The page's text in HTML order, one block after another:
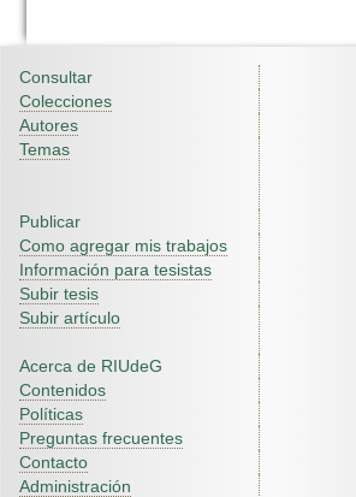
Consultar
Colecciones
Autores
Temas
Publicar
Como agregar mis trabajos
Información para tesistas
Subir tesis
Subir artículo
Acerca de RIUdeG
Contenidos
Políticas
Preguntas frecuentes
Contacto
Administración